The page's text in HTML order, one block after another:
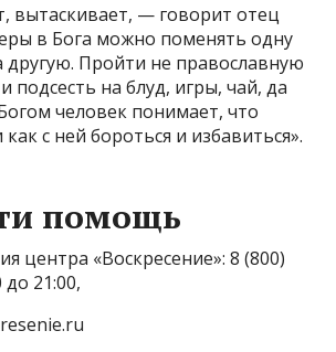
вытаскивает, — говорит отец
в Бога можно поменять одну
другую. Пройти не православную
подсесть на блуд, игры, чай, да
человек понимает, что
как с ней бороться и избавиться».
помощь
центра «Воскресение»: 8 (800)
до 21:00,